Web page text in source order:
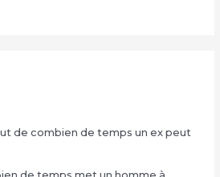
de combien de temps un ex peut